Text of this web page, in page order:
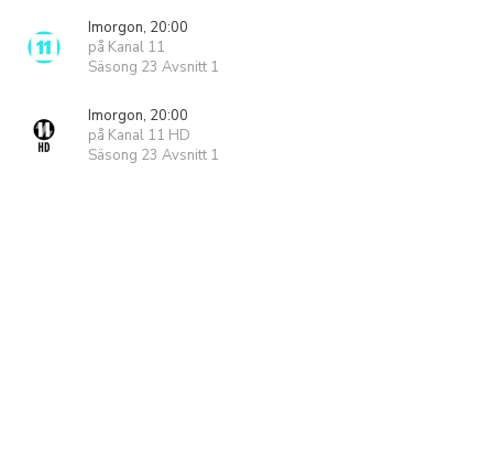
Imorgon, 20:00
på Kanal 11
Säsong 23 Avsnitt 1
Imorgon, 20:00
på Kanal 11 HD
Säsong 23 Avsnitt 1